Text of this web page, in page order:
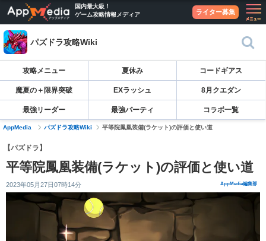
国内最大級！
ゲーム攻略情報メディア
ライター募集
パズドラ攻略Wiki
攻略メニュー 夏休み コードギアス
魔夏の＋限界突破 EXラッシュ 8月クエダン
最強リーダー 最強パーティ コラボ一覧
AppMedia パズドラ攻略Wiki 平等院鳳凰装備(ラケット)の評価と使い道
【パズドラ】
平等院鳳凰装備(ラケット)の評価と使い道
2023年05月27日07時14分 AppMedia編集部